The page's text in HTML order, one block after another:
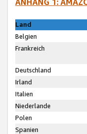
Land
Belgien
Frankreich
Deutschland
Irland
Italien
Niederlande
Polen
Spanien